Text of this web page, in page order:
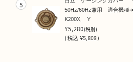
5
50Hz/60Hz兼用 適合機種
K200X, Y
¥5,280(税別)
(税込¥5,808 )